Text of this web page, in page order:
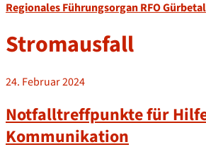
Regionales Führungsorgan RFO Gürbetal
Stromausfall
24. Februar 2024
Notfalltreffpunkte für
Kommunikation